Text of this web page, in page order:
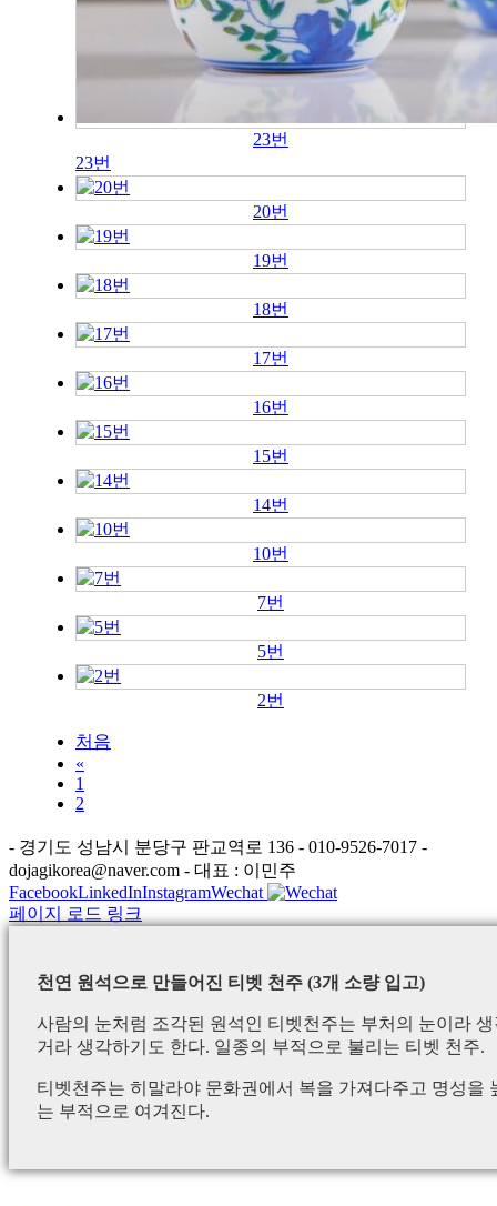
23번
23번
20번
19번
18번
17번
16번
15번
14번
10번
7번
5번
2번
처음
«
1
2
- 경기도 성남시 분당구 판교역로 136 - 010-9526-7017 -
dojagikorea@naver.com - 대표 : 이민주
FacebookLinkedInInstagramWechat
페이지 로드 링크
천연 원석으로 만들어진 티벳 천주 (3개 소량 입고)
사람의 눈처럼 조각된 원석인 티벳천주는 부처의 눈이라
거라 생각하기도 한다. 일종의 부적으로 불리는 티벳 천주.
티벳천주는 히말라야 문화권에서 복을 가져다주고 명성을
는 부적으로 여겨진다.